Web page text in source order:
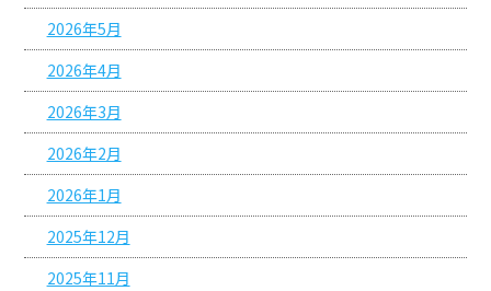
2026年5月
2026年4月
2026年3月
2026年2月
2026年1月
2025年12月
2025年11月